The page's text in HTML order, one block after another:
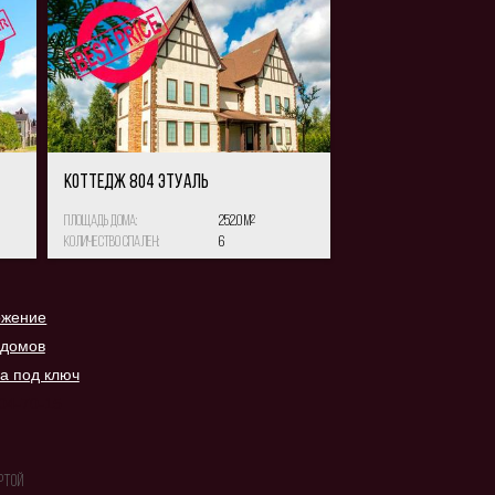
КОТТЕДЖ 804 Этуаль
Площадь дома: 252.0 м2
Количество спален: 6
под ключ